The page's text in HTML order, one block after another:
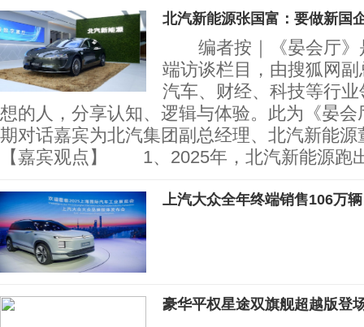
北汽新能源张国富：要做新国
编者按｜《晏会厅》
端访谈栏目，由搜狐网
汽车、财经、科技等行
想的人，分享认知、逻辑与体验。此为《晏
期对话嘉宾为北汽集团副总经理、北汽新
【嘉宾观点】 1、2025年，北汽新能源跑
上汽大众全年终端销售106万辆
豪华平权星途双旗舰超越版登